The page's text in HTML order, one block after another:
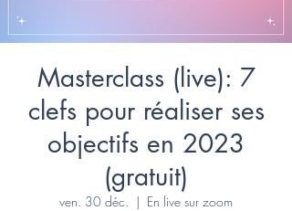
Masterclass (live): 7
clefs pour réaliser ses
objectifs en 2023
(gratuit)
ven. 30 déc.
  |
En live sur zoom